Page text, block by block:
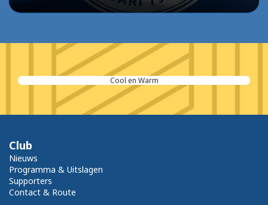
Zeeland Projecten BV
Club
Nieuws
Programma & Uitslagen
Supporters
Contact & Route